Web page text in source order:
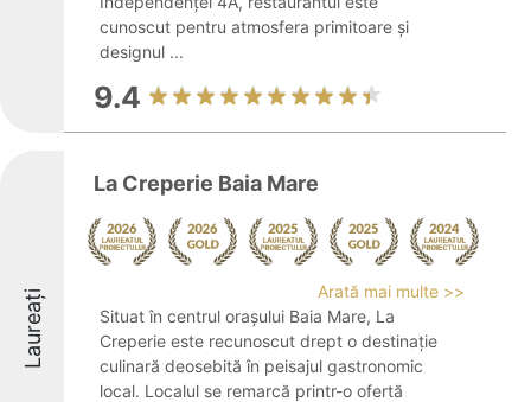
cunoscut pentru atmosfera primitoare și
designul ...
9.4
Laureați
La Creperie Baia Mare
Arată mai multe >>
Situat în centrul orașului Baia Mare, La
Creperie este recunoscut drept o destinație
culinară deosebită în peisajul gastronomic
local. Localul se remarcă printr-o ofertă